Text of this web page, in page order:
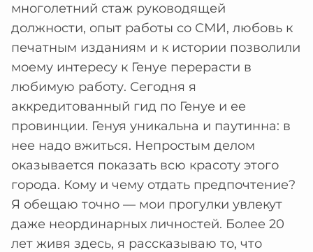
многолетний стаж руководящей
должности, опыт работы со СМИ, любовь к
печатным изданиям и к истории позволили
моему интересу к Генуе перерасти в
любимую работу. Сегодня я
аккредитованный гид по Генуе и ее
провинции. Генуя уникальна и паутинна: в
нее надо вжиться. Непростым делом
оказывается показать всю красоту этого
города. Кому и чему отдать предпочтение?
Я обещаю точно — мои прогулки увлекут
даже неординарных личностей. Более 20
лет живя здесь, я рассказываю то, что